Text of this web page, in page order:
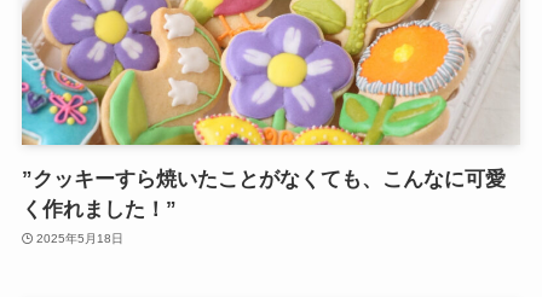
”クッキーすら焼いたことがなくても、こんなに可愛
く作れました！”
2025年5月18日